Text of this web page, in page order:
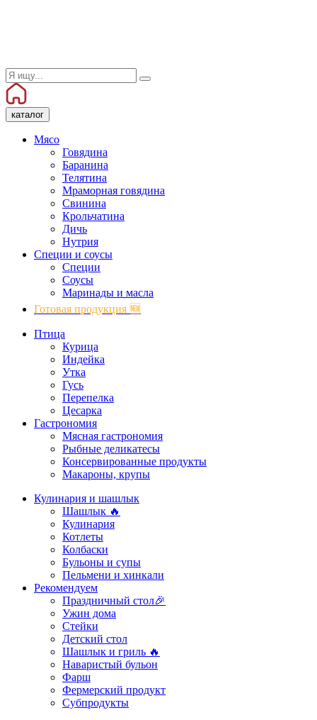
каталог
Мясо
Говядина
Баранина
Телятина
Мраморная говядина
Свинина
Крольчатина
Дичь
Нутрия
Специи и соусы
Специи
Соусы
Маринады и масла
Готовая продукция 🆕
Птица
Курица
Индейка
Утка
Гусь
Перепелка
Цесарка
Гастрономия
Мясная гастрономия
Рыбные деликатесы
Консервированные продукты
Макароны, крупы
Кулинария и шашлык
Шашлык 🔥
Кулинария
Котлеты
Колбаски
Бульоны и супы
Пельмени и хинкали
Рекомендуем
Праздничный стол🎉
Ужин дома
Стейки
Детский стол
Шашлык и гриль 🔥
Наваристый бульон
Фарш
Фермерский продукт
Субпродукты